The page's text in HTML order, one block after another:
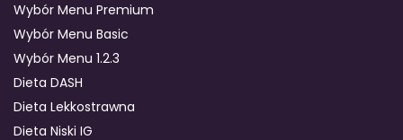
Wybór Menu Premium
Wybór Menu Basic
Wybór Menu 1.2.3
Dieta DASH
Dieta Lekkostrawna
Dieta Niski IG